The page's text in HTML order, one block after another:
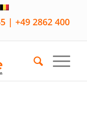
| +49 2862 400